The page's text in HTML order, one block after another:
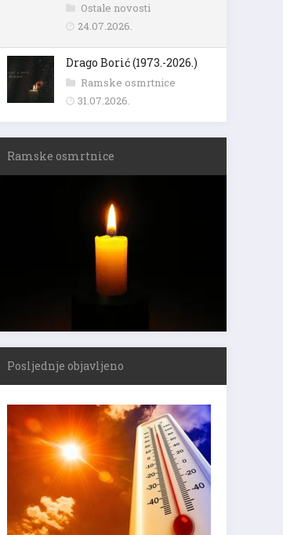
Ostale novosti
24.07.2026.
Drago Borić (1973.-2026.)
Ramske osmrtnice
31.07.2026.
Ramske osmrtnice
Posljednje objavljeno